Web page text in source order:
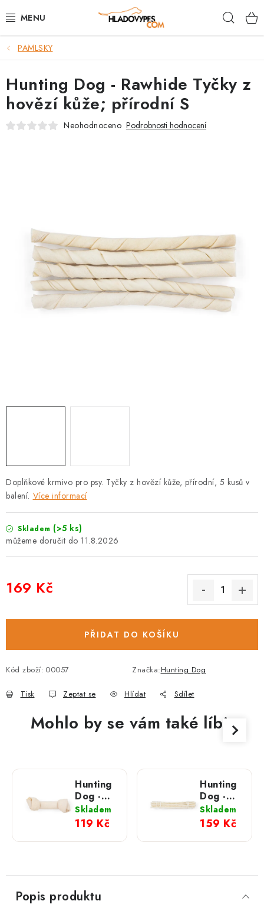
na
POTŘEBY PRO PSY
TAMI PŘEPRAVNÍ BOXY
SPORT SE PSEM
ZNAČKY
PRODEJNA
BLOG
Výměna, vrácení a reklamace
FAQ
PAMLSKY
Doplňkové krmivo pro psy. Tyčky z hovězí kůže, přírodní, 5 kusů v
balení. Více informací
Skladem (>5 ks)
11.8.2026
169 Kč
PŘIDAT DO KOŠÍKU
Kód zboží: 00057 Značka:Hunting Dog
Tisk Zeptat se Hlídat Sdílet
Hunting Dog - Rawhide Tyčky z
hovězí kůže; přírodní S
Neohodnoceno Podrobnosti hodnocení
Mohlo by se vám také líbit
Hunting
Dog -
Rawhide
Uzel z
hovězí
kůže;
Skladem
119 Kč
Hunting
Dog -
Rawhide
Tyčinky
z hovězí
kůže;
Skladem
159 Kč
Popis produktu